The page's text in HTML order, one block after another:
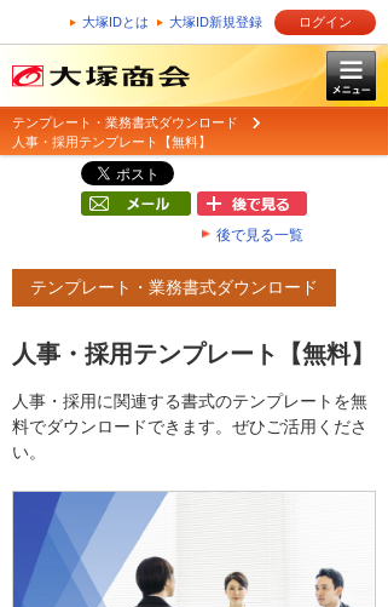
大塚IDとは 大塚ID新規登録 ログイン
テンプレート・業務書式ダウンロード
人事・採用テンプレート【無料】
後で見る一覧
テンプレート・業務書式ダウンロード
人事・採用テンプレート【無料】
人事・採用に関連する書式のテンプレートを無
料でダウンロードできます。ぜひご活用くださ
い。